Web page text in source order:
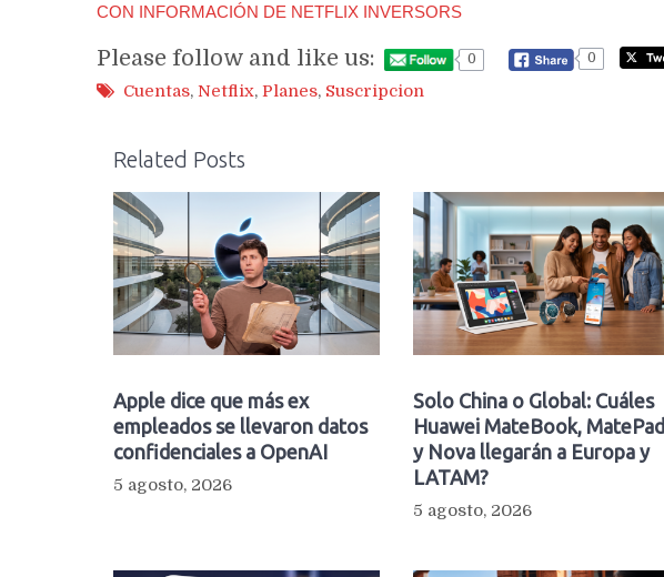
CON INFORMACIÓN DE NETFLIX INVERSORS
Please follow and like us: 0 0
Cuentas, Netflix, Planes, Suscripcion
Related Posts
Apple dice que más ex
empleados se llevaron datos
confidenciales a OpenAI
5 agosto, 2026
Solo China o Global: Cuáles
Huawei MateBook, MatePad
y Nova llegarán a Europa y
LATAM?
5 agosto, 2026